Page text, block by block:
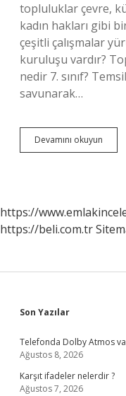
topluluklar çevre,
kadın hakları gibi
çeşitli çalışmalar
kuruluşu vardır?
nedir 7. sınıf?
savunarak…
Devamını okuyun
https://
https://beli.com.tr
Sidebar
Son Yazılar
Telefonda Dolby Atmos
Ağustos 8, 2026
Karşıt ifadeler nelerdir ?
Ağustos 7, 2026